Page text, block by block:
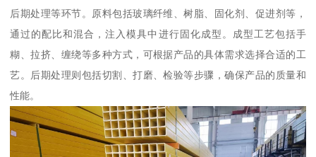
后期处理等环节。原料包括玻璃纤维、树脂、固化剂、促进剂等，
通过的配比和混合，注入模具中进行固化成型。成型工艺包括手
糊、拉挤、缠绕等多种方式，可根据产品的具体需求选择合适的工
艺。后期处理则包括切割、打磨、检验等步骤，确保产品的质量和
性能。